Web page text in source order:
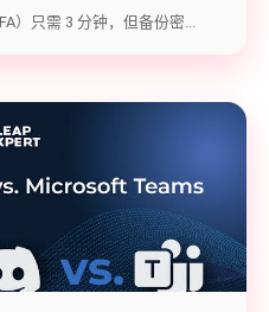
战版）
）只需 3 分钟，但备份密...